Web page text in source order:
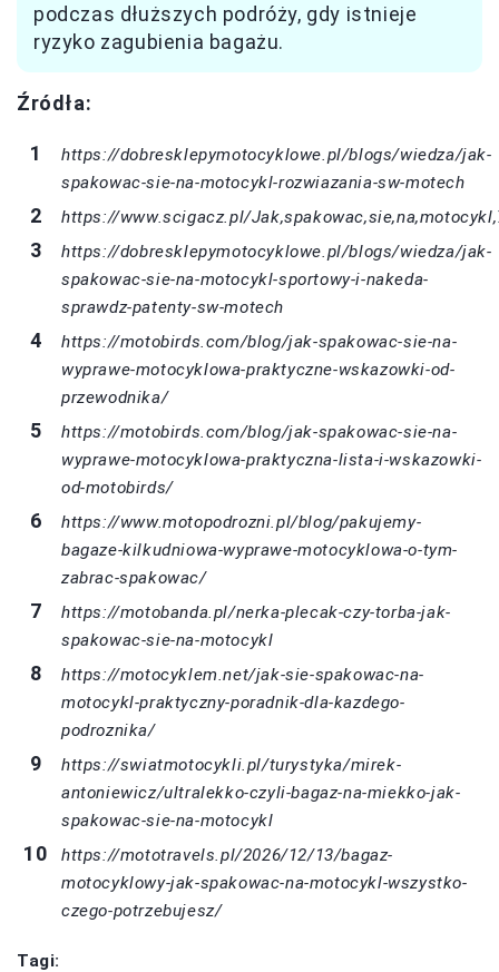
podczas dłuższych podróży, gdy istnieje
ryzyko zagubienia bagażu.
Źródła:
https://dobresklepymotocyklowe.pl/blogs/wiedza/jak-
spakowac-sie-na-motocykl-rozwiazania-sw-motech
https://www.scigacz.pl/
https://dobresklepymotocyklowe.pl/blogs/wiedza/jak-
spakowac-sie-na-motocykl-sportowy-i-nakeda-
sprawdz-patenty-sw-motech
https://motobirds.com/blog/jak-spakowac-sie-na-
wyprawe-motocyklowa-praktyczne-wskazowki-od-
przewodnika/
https://motobirds.com/blog/jak-spakowac-sie-na-
wyprawe-motocyklowa-praktyczna-lista-i-wskazowki-
od-motobirds/
https://www.motopodrozni.pl/blog/pakujemy-
bagaze-kilkudniowa-wyprawe-motocyklowa-o-tym-
zabrac-spakowac/
https://motobanda.pl/nerka-plecak-czy-torba-jak-
spakowac-sie-na-motocykl
https://motocyklem.net/jak-sie-spakowac-na-
motocykl-praktyczny-poradnik-dla-kazdego-
podroznika/
https://swiatmotocykli.pl/turystyka/mirek-
antoniewicz/ultralekko-czyli-bagaz-na-miekko-jak-
spakowac-sie-na-motocykl
https://mototravels.pl/2026/12/13/bagaz-
motocyklowy-jak-spakowac-na-motocykl-wszystko-
czego-potrzebujesz/
Tagi: